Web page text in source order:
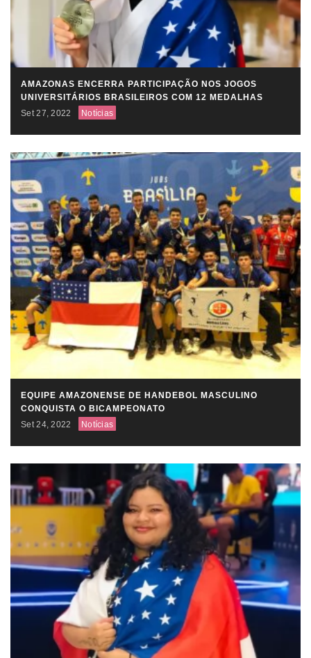
AMAZONAS ENCERRA PARTICIPAÇÃO NOS JOGOS
UNIVERSITÁRIOS BRASILEIROS COM 12 MEDALHAS
Set 27, 2022
Notícias
EQUIPE AMAZONENSE DE HANDEBOL MASCULINO
CONQUISTA O BICAMPEONATO
Set 24, 2022
Notícias